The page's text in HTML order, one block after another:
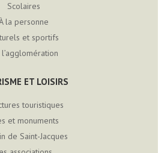
Scolaires
la personne
et sportifs
l’agglomération
ET LOISIRS
touristiques
et monuments
de Saint-Jacques